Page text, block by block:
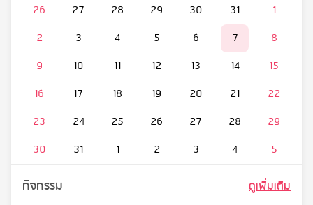
26 27 28 29 30 31
1
2
3 4 5 6 7
8
9
10 11 12 13 14
15
16
17 18 19 20 21
22
23
24 25 26 27 28
29
30
31 1 2 3 4 5
กิจกรรม ดูเพิ่มเติม